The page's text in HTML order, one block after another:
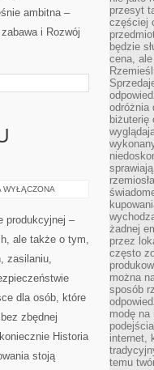
ambitna –
i Rozwój
WYŁĄCZONA
produkcyjnej –
ale także o tym,
zasilaniu,
dla osób, które
zbędnej
Historia
stoją
przesyt
częściej
będzie
cena,
odróżnia
biżuterię
żadnej
przez
często
można
sposób
modę na
internet,
temu